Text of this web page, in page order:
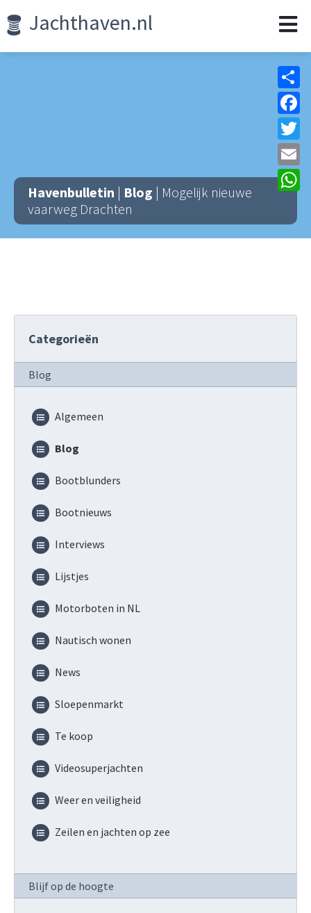
Jachthaven.nl
Havenbulletin | Blog | Mogelijk nieuwe
vaarweg Drachten
Categorieën
Blog
Algemeen
Blog
Bootblunders
Bootnieuws
Interviews
Lijstjes
Motorboten in NL
Nautisch wonen
News
Sloepenmarkt
Te koop
Videosuperjachten
Weer en veiligheid
Zeilen en jachten op zee
Blijf op de hoogte